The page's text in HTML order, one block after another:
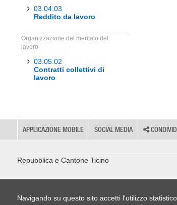
Navigando su questo sito accetti l'utilizzo
03.04.03
Reddito da lavoro
Organizzazione del mercato del
lavoro
03.05.02
Contratti collettivi di
lavoro
APPLICAZIONE MOBILE SOCIAL MEDIA
Repubblica e Cantone Ticino